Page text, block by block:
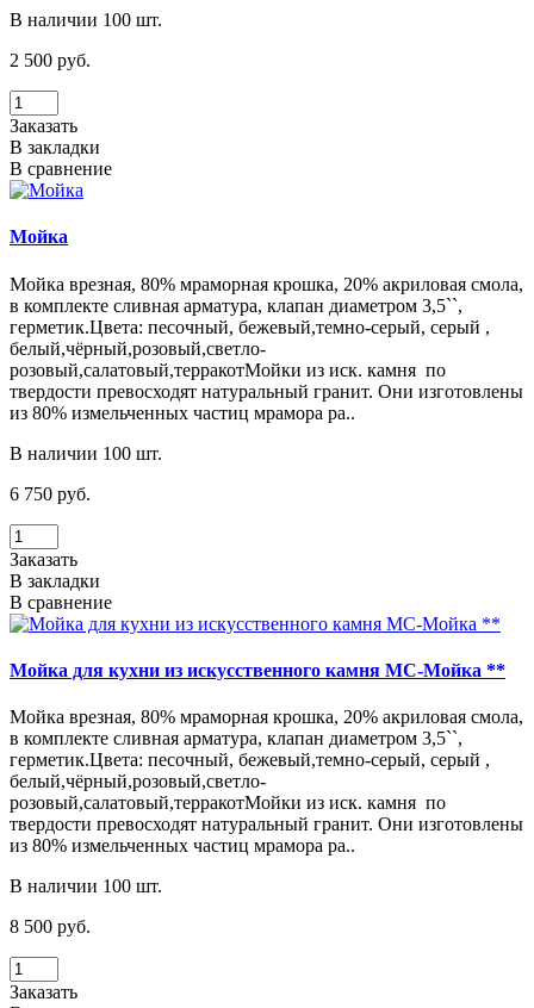
В наличии 100 шт.
2 500 руб.
Заказать
В закладки
В сравнение
Мойка
Мойка врезная, 80% мраморная крошка, 20% акриловая смола,
в комплекте сливная арматура, клапан диаметром 3,5``,
герметик.Цвета: песочный, бежевый,темно-серый, серый ,
белый,чёрный,розовый,светло-
розовый,салатовый,терракотМойки из иск. камня по
твердости превосходят натуральный гранит. Они изготовлены
из 80% измельченных частиц мрамора ра..
В наличии 100 шт.
6 750 руб.
Заказать
В закладки
В сравнение
Мойка для кухни из искусственного камня МС-Мойка **
Мойка врезная, 80% мраморная крошка, 20% акриловая смола,
в комплекте сливная арматура, клапан диаметром 3,5``,
герметик.Цвета: песочный, бежевый,темно-серый, серый ,
белый,чёрный,розовый,светло-
розовый,салатовый,терракотМойки из иск. камня по
твердости превосходят натуральный гранит. Они изготовлены
из 80% измельченных частиц мрамора ра..
В наличии 100 шт.
8 500 руб.
Заказать